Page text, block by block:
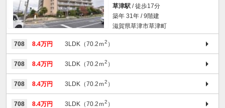
草津駅 / 徒歩17分
築年 31年 / 9階建
滋賀県草津市草津町
708 8.4万円 3LDK（70.2ｍ2 ）
708 8.4万円 3LDK（70.2ｍ2 ）
708 8.4万円 3LDK（70.2ｍ2 ）
708 8.4万円 3LDK（70.2ｍ2 ）